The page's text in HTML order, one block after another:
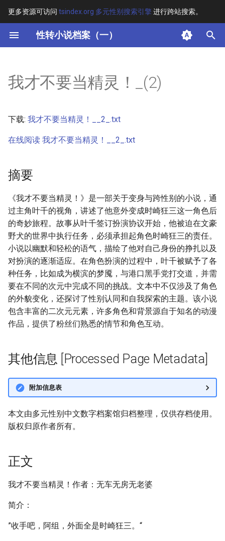
更多资源可访问 tsindex.org 多元性别搜索引擎进行跨站搜索。
性转小说档案（一）
键
开
搜
索
其他信息 [Processed Page
我才不要当精灵！_(2)
下载: 我才不要当精灵！__2_.txt
在线阅读 我才不要当精灵！__2_.txt
摘要
《我才不要当精灵！》是一部关于变身与跨性别的小说，通
过主角叶千的视角，讲述了他意外变成时崎狂三这一角色后
的奇妙旅程。故事从叶千签订扮演协议开始，他被迫在文豪
野犬的世界中执行任务，必须承担起角色时崎狂三的责任。
小说以幽默和轻松的语气，描绘了他对自己身份的挣扎以及
对扮演的逐渐适应。在角色扮演的过程中，叶千被赋予了各
种任务，比如成为横滨的梦魇，与港口黑手党打交道，并需
要在不同的次元中完成不同的挑战。文本中不仅涉及了角色
的外貌变化，还探讨了性别认同和自我探索的主题。该小说
包含丰富的二次元元素，许多角色和背景源自于知名的动漫
作品，提供了粉丝们熟悉的情节和角色互动。
其他信息 [Processed Page Metadata]
附加信息表
本文由多元性别中文数字档案馆归档整理，仅供存档使用。
版权归原作者所有。
正文
我才不要当精灵！作者：无车无房无老婆
简介：
”收手吧，阿组，外面全是时崎狂三。“